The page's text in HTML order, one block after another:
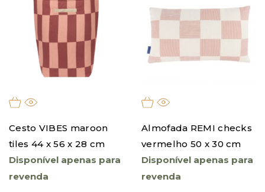
Cesto VIBES maroon
tiles 44 x 56 x 28 cm
Disponível apenas para
revenda
Almofada REMI checks
vermelho 50 x 30 cm
Disponível apenas para
revenda